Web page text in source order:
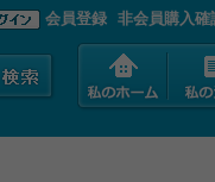
会員登録 非会員購入確